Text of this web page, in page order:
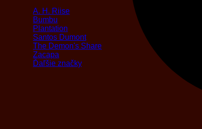
A. H. Riise
Bumbu
Plantation
Santos Dumont
The Demon's Share
Zacapa
Ďaľšie značky